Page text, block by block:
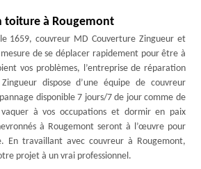
toiture à Rougemont
1659, couvreur MD Couverture Zingueur et
de se déplacer rapidement pour être à
vos problèmes, l’entreprise de réparation
dispose d’une équipe de couvreur
disponible 7 jours/7 de jour comme de
à vos occupations et dormir en paix
à Rougemont seront à l’œuvre pour
En travaillant avec couvreur à Rougemont,
projet à un vrai professionnel.